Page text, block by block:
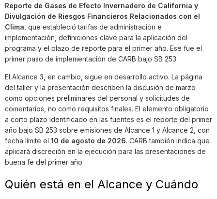
Reporte de Gases de Efecto Invernadero de California y
Divulgación de Riesgos Financieros Relacionados con el
Clima, que estableció tarifas de administración e
implementación, definiciones clave para la aplicación del
programa y el plazo de reporte para el primer año. Ese fue el
primer paso de implementación de CARB bajo SB 253.
El Alcance 3, en cambio, sigue en desarrollo activo. La página
del taller y la presentación describen la discusión de marzo
como opciones preliminares del personal y solicitudes de
comentarios, no como requisitos finales. El elemento obligatorio
a corto plazo identificado en las fuentes es el reporte del primer
año bajo SB 253 sobre emisiones de Alcance 1 y Alcance 2, con
fecha límite el 10 de agosto de 2026. CARB también indica que
aplicará discreción en la ejecución para las presentaciones de
buena fe del primer año.
Quién está en el Alcance y Cuándo